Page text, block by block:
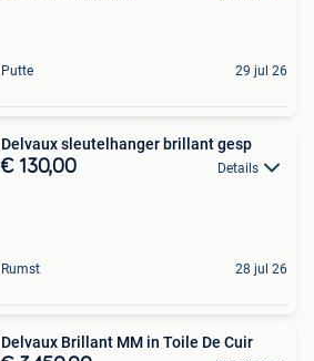
Putte 29 jul 26
Delvaux sleutelhanger brillant gesp
€ 130,00 Details
Rumst 28 jul 26
Delvaux Brillant MM in Toile De Cuir